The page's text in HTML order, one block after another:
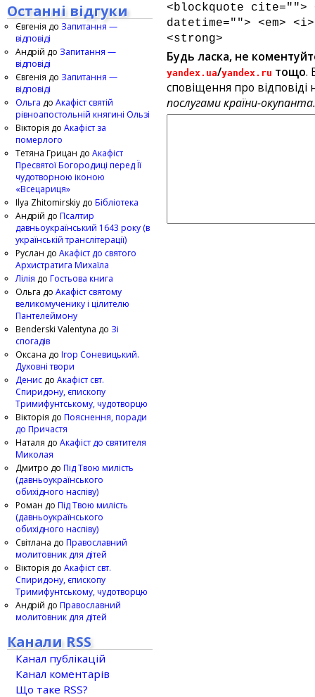
<blockquote cite="">
datetime=""> <em>
<strong>
Будь ласка, не
yandex.ua/yandex.ru тощо.
сповіщення про відповіді
послугами країни-
Останні відгуки
Євгенія до Запитання —
відповіді
Андрій до Запитання —
відповіді
Євгенія до Запитання —
відповіді
Ольга до Акафіст святій
рівноапостольній княгині Ользі
Вікторія до Акафіст за
померлого
Тетяна Грицан до Акафіст
Пресвятої Богородиці перед Її
чудотворною іконою
«Всецариця»
Ilya Zhitomirskiy до Бібліотека
Андрій до Псалтир
давньоукраїнський 1643 року (в
українській транслітерації)
Руслан до Акафіст до святого
Архистратига Михаїла
Лілія до Гостьова книга
Ольга до Акафіст святому
великомученику і цілителю
Пантелеймону
Benderski Valentyna до Зі
спогадів
Оксана до Ігор Соневицький.
Духовні твори
Денис до Акафіст свт.
Спиридону, єпископу
Тримифунтському, чудотворцю
Вікторія до Пояснення, поради
до Причастя
Наталя до Акафіст до святителя
Миколая
Дмитро до Під Твою милість
(давньоукраїнського
обихідного наспіву)
Роман до Під Твою милість
(давньоукраїнського
обихідного наспіву)
Світлана до Православний
молитовник для дітей
Вікторія до Акафіст свт.
Спиридону, єпископу
Тримифунтському, чудотворцю
Андрій до Православний
молитовник для дітей
Канали RSS
Канал публікацій
Канал коментарів
Що таке RSS?